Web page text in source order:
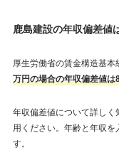
鹿島建設の年収偏差値
厚生労働省の賃金構造基本
万円の場合の年収偏差値は
年収偏差値について詳しく
用ください。年齢と年収を
す。